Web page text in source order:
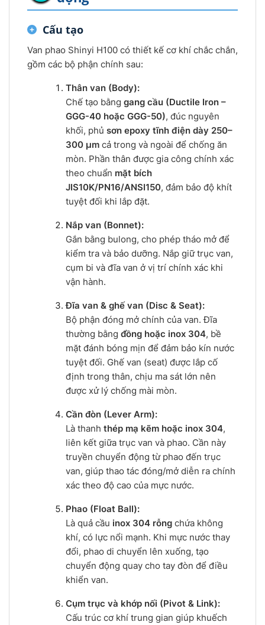
Cấu tạo
Van phao Shinyi H100 có thiết kế cơ khí chắc chắn,
gồm các bộ phận chính sau:
Thân van (Body):
Chế tạo bằng gang cầu (Ductile Iron –
GGG-40 hoặc GGG-50), đúc nguyên
khối, phủ sơn epoxy tĩnh điện dày 250–
300 µmcả trong và ngoài để chống ăn
mòn. Phần thân được gia công chính xác
theo chuẩn mặt bích
JIS10K/PN16/ANSI150, đảm bảo độ khít
tuyệt đối khi lắp đặt.
Nắp van (Bonnet):
Gắn bằng bulong, cho phép tháo mở để
kiểm tra và bảo dưỡng. Nắp giữ trục van,
cụm bi và đĩa van ở vị trí chính xác khi
vận hành.
Đĩa van & ghế van (Disc & Seat):
Bộ phận đóng mở chính của van. Đĩa
thường bằng đồng hoặc inox 304, bề
mặt đánh bóng mịn để đảm bảo kín nước
tuyệt đối. Ghế van (seat) được lắp cố
định trong thân, chịu ma sát lớn nên
được xử lý chống mài mòn.
Cần đòn (Lever Arm):
Là thanh thép mạ kẽm hoặc inox 304,
liên kết giữa trục van và phao. Cần này
truyền chuyển động từ phao đến trục
van, giúp thao tác đóng/mở diễn ra chính
xác theo độ cao của mực nước.
Phao (Float Ball):
Là quả cầu inox 304 rỗngchứa không
khí, có lực nổi mạnh. Khi mực nước thay
đổi, phao di chuyển lên xuống, tạo
chuyển động quay cho tay đòn để điều
khiển van.
Cụm trục và khớp nối (Pivot & Link):
Cấu trúc cơ khí trung gian giúp khuếch